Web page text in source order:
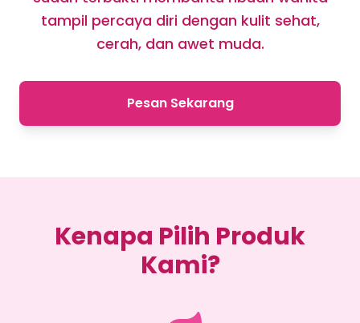
tampil percaya diri dengan kulit sehat,
cerah, dan awet muda.
Pesan Sekarang
Kenapa Pilih Produk
Kami?